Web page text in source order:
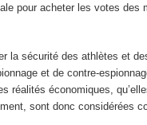
pour acheter les votes
sécurité des athlètes et
et de contre-
réalités économiques,
sont donc considérées